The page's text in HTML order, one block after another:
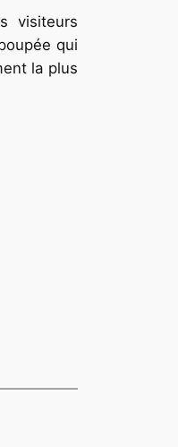
visiteurs
qui
la plus